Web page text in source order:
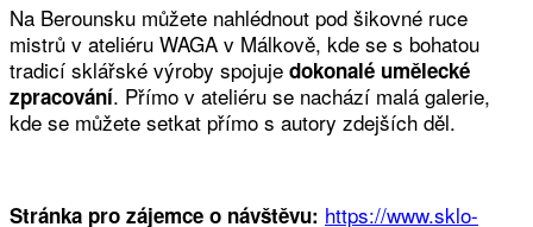
Na Berounsku můžete nahlédnout pod šikovné ruce
mistrů v ateliéru WAGA v Málkově, kde se s bohatou
tradicí sklářské výroby spojuje dokonalé umělecké
zpracování. Přímo v ateliéru se nachází malá galerie,
kde se můžete setkat přímo s autory zdejších děl.
Stránka pro zájemce o návštěvu: https://www.sklo-